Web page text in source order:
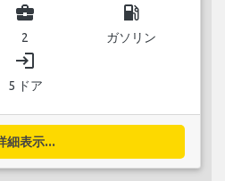
business_center
2
local_gas_station
ガソリン
login
5 ドア
細表示...